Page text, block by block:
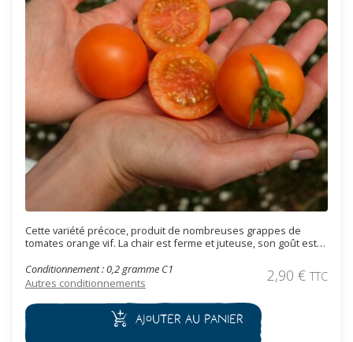
Cette variété précoce, produit de nombreuses grappes de
tomates orange vif. La chair est ferme et juteuse, son goût est
relativement épaisse, elle résiste très bien à l'éclatement et à la
conservation après récolte. Cette variété est adaptée au climat
Conditionnement : 0,2 gramme C1
Autres conditionnements
2,90 € TTC
Ajouter au panier